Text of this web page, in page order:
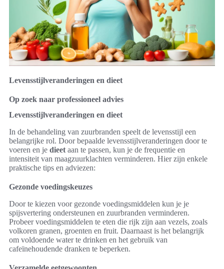
Levensstijlveranderingen en dieet
Op zoek naar professioneel advies
Levensstijlveranderingen en dieet
In de behandeling van zuurbranden speelt de levensstijl een
belangrijke rol. Door bepaalde levensstijlveranderingen door te
voeren en je dieet aan te passen, kun je de frequentie en
intensiteit van maagzuurklachten verminderen. Hier zijn enkele
praktische tips en adviezen:
Gezonde voedingskeuzes
Door te kiezen voor gezonde voedingsmiddelen kun je je
spijsvertering ondersteunen en zuurbranden verminderen.
Probeer voedingsmiddelen te eten die rijk zijn aan vezels, zoals
volkoren granen, groenten en fruit. Daarnaast is het belangrijk
om voldoende water te drinken en het gebruik van
cafeïnehoudende dranken te beperken.